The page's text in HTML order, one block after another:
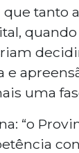
tanto
e
uma
“o